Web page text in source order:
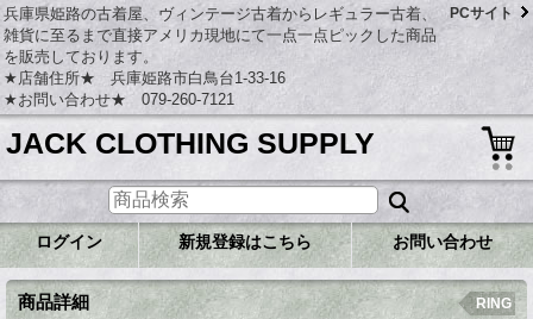
兵庫県姫路の古着屋、ヴィンテージ古着からレギュラー古着、
雑貨に至るまで直接アメリカ現地にて一点一点ピックした商品
を販売しております。
★店舗住所★ 兵庫姫路市白鳥台1-33-16
★お問い合わせ★ 079-260-7121
PCサイト
JACK CLOTHING SUPPLY
ログイン 新規登録はこちら お問い合わせ
商品詳細 RING